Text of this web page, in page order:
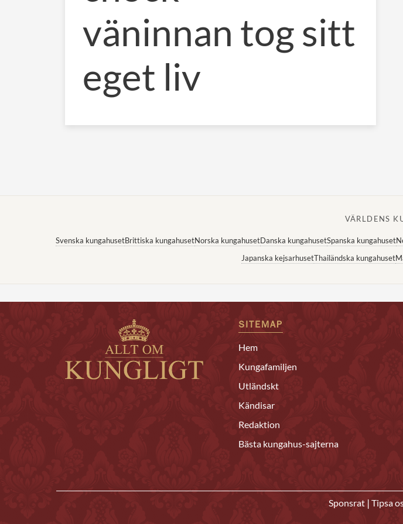
väninnan tog sitt
eget liv
VÄRLDENS
Svenska kungahusetBrittiska kungahusetNorska kungahusetDanska kungahusetSpanska kungahuset
Japanska kejsarhusetThailändska kungahuset
SITEMAP
Hem
Kungafamiljen
Utländskt
Kändisar
Redaktion
Bästa kungahus-sajterna
Sponsrat | Tipsa